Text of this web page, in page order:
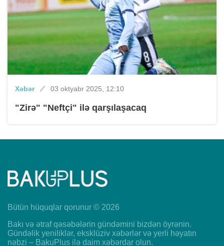
Xəbər 03 oktyabr 2025, 12:10
"Zirə" "Neftçi" ilə qarşılaşacaq
Bütün hüquqlar qorunur © 2026
Bakı və ətraf qəsəbələrin gündəmini bizdən öyrənin.
Gündəlik yeniliklər, eksklüziv xəbərlər və yerli həyatın
nəbzi – BakuPlus ilə daim xəbərdar olun.